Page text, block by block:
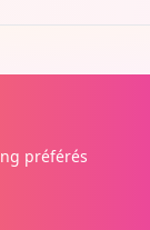
préférés